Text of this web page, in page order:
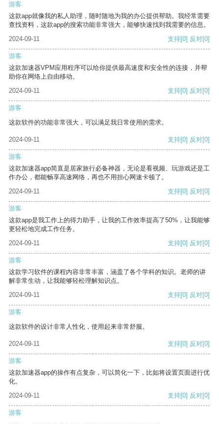
游客
这款app就像我的私人助理，随时随地为我的办公提供帮助。我经常需要
查找资料，这款app的搜索功能非常强大，能够快速找到我需要的信息。
2024-09-11
支持[0] 反对[0]
游客
这款加速器VPM应用程序可以给你提供最高速度和安全性的连接，并帮
助你在网络上自由移动。
2024-09-11
支持[0] 反对[0]
游客
这款软件的功能非常强大，可以满足我日常使用的需求。
2024-09-11 支持[0] 反对[0]
游客
这款加速器app简直是居家旅行必备神器，无论是看视频、玩游戏还是工
作办公，都能畅享高速网络，再也不用担心网速卡顿了。
2024-09-11
支持[0] 反对[0]
游客
这款app是我工作上的得力助手，让我的工作效率提高了50%，让我能够
更轻松地完成工作任务。
2024-09-11
支持[0] 反对[0]
游客
这款学习软件的课程内容非常丰富，涵盖了各个学科的知识。老师的讲
解非常生动，让我能够轻松理解知识点。
2024-09-11
支持[0] 反对[0]
游客
这款软件的设计非常人性化，使用起来非常舒服。
2024-09-11 支持[0] 反对[0]
游客
这款加速器app的操作有点复杂，可以简化一下，比如将设置页面进行优
化。
2024-09-11
支持[0] 反对[0]
游客